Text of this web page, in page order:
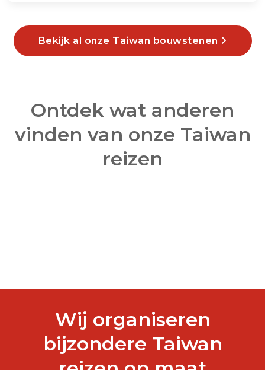
Bekijk al onze Taiwan bouwstenen
Ontdek wat anderen
vinden van onze Taiwan
reizen
Wij organiseren
bijzondere Taiwan